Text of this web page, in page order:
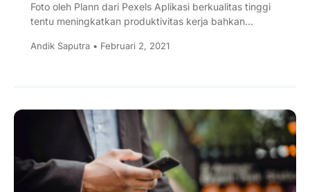
Foto oleh Plann dari Pexels Aplikasi berkualitas tinggi
tentu meningkatkan produktivitas kerja bahkan
dan berkelanjutan....
Andik Saputra • Februari 2, 2021